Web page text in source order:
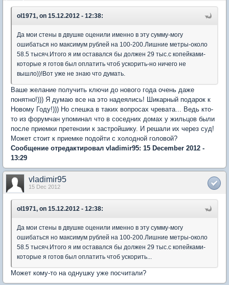
ol1971, on 15.12.2012 - 12:38:
Да мои стены в двушке оценили именно в эту сумму-могу
ошибаться но максимум рублей на 100-200.Лишние метры-около
58.5 тысяч.Итого я им оставался бы должен 29 тыс.с копейками-
которые я готов был оплатить чтоб ускорить-но ничего не
вышло))!Вот уже не знаю что думать.
Ваше желание получить ключи до нового года очень даже
понятно!))) Я думаю все на это надеялись! Шикарный подарок к
Новому Году!))) Но спешка в таких вопросах чревата... Ведь кто-
то из форумчан упоминал что в соседних домах у жильцов были
после приемки претензии к застройшику. И решали их через суд!
Может стоит к приемке подойти с холодной головой?
Сообщение отредактировал vladimir95: 15 December 2012 -
13:29
vladimir95
15 Dec 2012
ol1971, on 15.12.2012 - 12:38:
Да мои стены в двушке оценили именно в эту сумму-могу
ошибаться но максимум рублей на 100-200.Лишние метры-около
58.5 тысяч.Итого я им оставался бы должен 29 тыс.с копейками-
которые я готов был оплатить чтоб ускорить...
Может кому-то на однушку уже посчитали?